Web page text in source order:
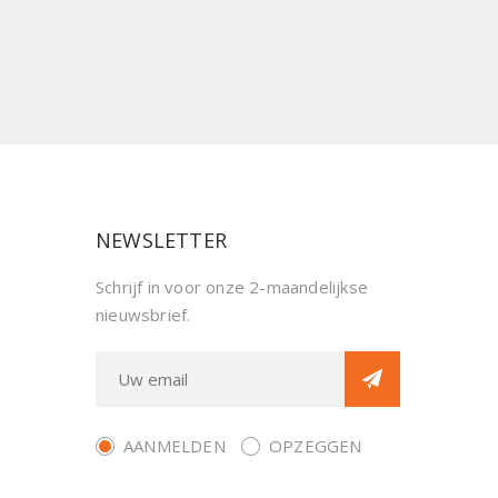
NEWSLETTER
Schrijf in voor onze 2-maandelijkse
nieuwsbrief.
AANMELDEN OPZEGGEN